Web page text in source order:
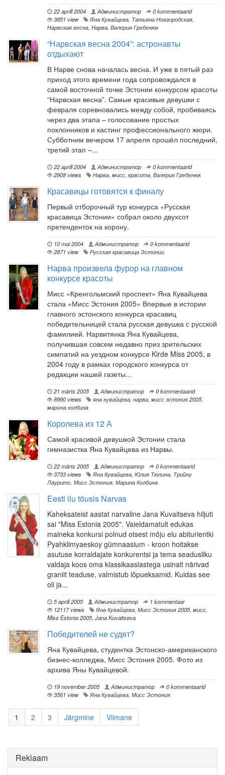
22 aprill 2004 Администратор
0 kommentaarid
3851 view
Яна Кувайцева, Татьяна Новгородская,
Нарвская весна, Нарва, Валерия Гребенюк
“Нарвская весна 2004”: астронавты
отдыхают
В Нарве снова началась весна. И уже в пятый раз
приход этого времени года сопровождался в
самой восточной точке Эстонии конкурсом красоты
“Нарвская весна”. Самые красивые девушки с
февраля соревновались между собой, пробиваясь
через два этапа – голосование простых
поклонников и кастинг профессионального жюри.
Субботним вечером 17 апреля прошёл последний,
третий этап –...
22 aprill 2004 Администратор
0 kommentaarid
2908 views
Нарва, мисс, красота, Валерия Гребенюк
Красавицы готовятся к финалу
Первый отборочный тур конкурса «Русская
красавица Эстонии» собрал около двухсот
претенденток на корону.
10 mai 2004 Администратор
0 kommentaarid
2871 view
Русская красавица Эстонии
Нарва произвела фурор на главном
конкурсе красоты
Мисс «Кренгольмский проспект» Яна Кувайцева
стала «Мисс Эстония 2005» Впервые в истории
главного эстонского конкурса красавиц
победительницей стала русская девушка с русской
фамилией. Нарвитянка Яна Кувайцева,
получившая совсем недавно приз зрительских
симпатий на уездном конкурсе Kirde Miss 2005, в
2004 году в рамках городского конкурса от
редакции нашей газеты...
21 märts 2005 Администратор
0 kommentaarid
8990 views
яна кувайцева, нарва, мисс эстония 2005,
марина колбина
Королева из 12 А
Самой красивой девушкой Эстонии стала
гимназистка Яна Кувайцева из Нарвы.
22 märts 2005 Администратор
0 kommentaarid
3733 views
Яна Кувайцева, Юлия Тюлина, Трийну
Лауритс, Мисс Эстония, Марина Колбина
Eesti ilu tõusis Narvas
Kaheksateist aastat narvaline Jana Kuvaitseva hiljuti
sai "Miss Estonia 2005". Vaieldamatult edukas
maineka konkursi polnud otsest mõju elu abiturientki
Pyahklimyaeskoy gümnaasium - kroon hoitakse
asutuse korraldajate konkurentsi ja tema seadusliku
valdaja koos oma klassikaaslastega usinalt närivad
graniit teaduse, valmistub lõpueksamid. Kuidas see
oli ja...
5 aprill 2005 Администратор
1 kommentaar
12117 views
Яна Кувайцева, Мисс Эстония 2005, мисс,
Miss Estonia 2005, Jana Kuvaitseva
Победителей не судят?
Яна Кувайцева, студентка Эстонско-американского
бизнес-колледжа, Мисс Эстония 2005. Фото из
архива Яны Кувайцевой.
19 november 2005 Администратор
0 kommentaarid
3561 view
Яна Кувайцева, Мисс Эстония
1 2 3 Järgmine Viimane
Reklaam